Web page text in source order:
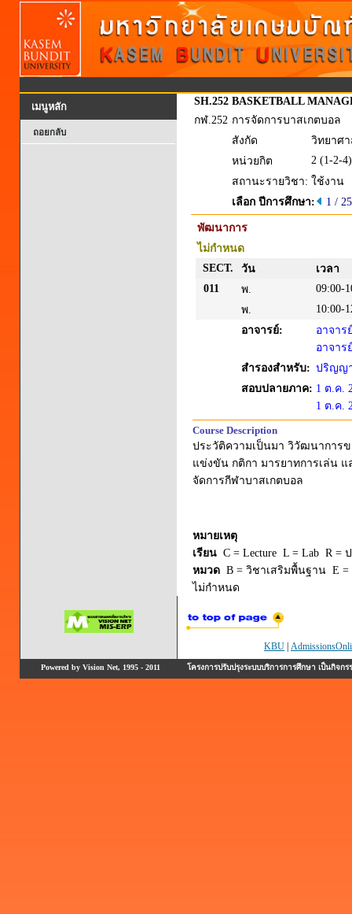
เมนูหลัก
ถอยกลับ
SH.252 BASKETBALL
กฬ.252 การจัดการบาสเกตบอล
สังกัด
วิทยาศ
หน่วยกิต
2 (1-2-4)
สถานะรายวิชา: ใช้งาน
เลือก ปีการศึกษา:
1 /
พัฒนาการ
ไม่กำหนด
SECT.
วัน
เวลา
011
พ.
09:00-
พ.
10:00-
อาจารย์:
อาจา
อาจา
สำรองสำหรับ: ปริญญ
สอบปลายภาค: 1 ต.ค.
1 ต.ค.
Course Description
ประวัติความเป็นมา วิวัฒนาการข
แข่งขัน กติกา มารยาทการเล่น
จัดการกีฬาบาสเกตบอล
หมายเหตุ
เรียน C = Lecture L = Lab R =
หมวด B = วิชาเสริมพื้นฐาน E
ไม่กำหนด
KBU
Powered by Vision Net, 1995 - 2011 โครงการปรับปรุงระบบบริการการศึกษา เป็นกิ